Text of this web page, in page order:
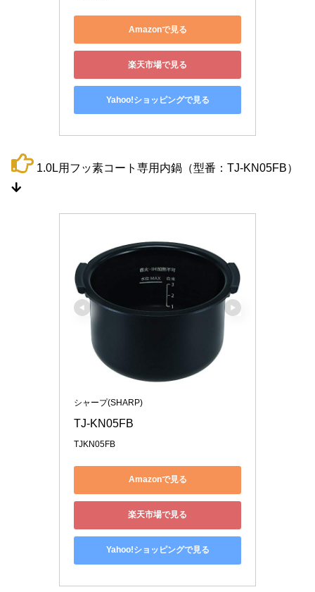
Amazonで見る
楽天市場で見る
Yahoo!ショッピングで見る
1.0L用フッ素コート専用内鍋（型番：TJ-KN05FB）
シャープ(SHARP)
TJ-KN05FB
TJKN05FB
Amazonで見る
楽天市場で見る
Yahoo!ショッピングで見る